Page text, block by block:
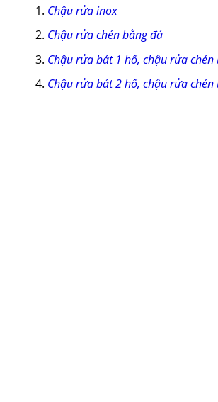
Chậu rửa inox
Chậu rửa chén bằng đá
Chậu rửa bát 1 hố, chậu rửa chén
Chậu rửa bát 2 hố, chậu rửa chén